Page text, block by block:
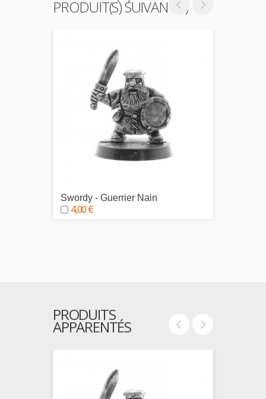
PRODUIT(S) SUIVANT(S)
Swordy - Guerrier Nain
4,00 €
PRODUITS
APPARENTÉS